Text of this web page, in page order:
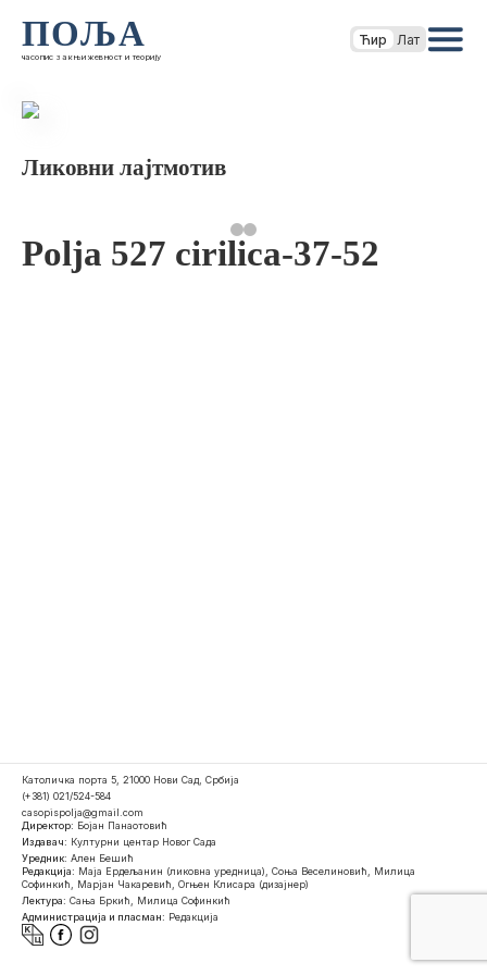
ПОЉА
часопис за књижевност и теорију
Ћир Лат
Ликовни лајтмотив
Polja 527 cirilica-37-52
Католичка порта 5, 21000 Нови Сад, Србија
(+381) 021/524-584
casopispolja@gmail.com
Директор: Бојан Панаотовић
Издавач: Културни центар Новог Сада
Уредник: Ален Бешић
Редакција: Маја Ердељанин (ликовна уредница), Соња Веселиновић, Милица
Софинкић, Марјан Чакаревић, Огњен Клисара (дизајнер)
Лектура: Сања Бркић, Милица Софинкић
Администрација и пласман: Редакција